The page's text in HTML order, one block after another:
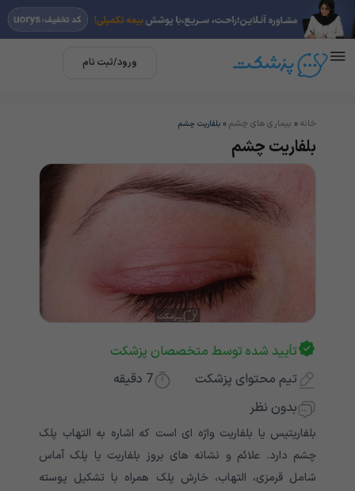
ورود/ثبت نام
خانه » بیماری های چشم » بلفاریت چشم
بلفاریت چشم
تأیید شده توسط متخصصان پزشکت
تیم محتوای پزشکت
7 دقیقه
بدون نظر
بلفاریتیس یا بلفاریت واژه ای است که اشاره به التهاب پلک
چشم دارد. علائم و نشانه های بروز بلفاریت یا پلک آماس
شامل قرمزی، التهاب، خارش پلک همراه با تشکیل پوسته